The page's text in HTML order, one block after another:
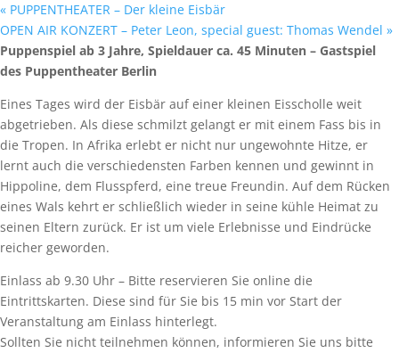
« PUPPENTHEATER – Der kleine Eisbär
OPEN AIR KONZERT – Peter Leon, special guest: Thomas Wendel »
Puppenspiel ab 3 Jahre, Spieldauer ca. 45 Minuten – Gastspiel
des Puppentheater Berlin
Eines Tages wird der Eisbär auf einer kleinen Eisscholle weit
abgetrieben. Als diese schmilzt gelangt er mit einem Fass bis in
die Tropen. In Afrika erlebt er nicht nur ungewohnte Hitze, er
lernt auch die verschiedensten Farben kennen und gewinnt in
Hippoline, dem Flusspferd, eine treue Freundin. Auf dem Rücken
eines Wals kehrt er schließlich wieder in seine kühle Heimat zu
seinen Eltern zurück. Er ist um viele Erlebnisse und Eindrücke
reicher geworden.
Einlass ab 9.30 Uhr – Bitte reservieren Sie online die
Eintrittskarten. Diese sind für Sie bis 15 min vor Start der
Veranstaltung am Einlass hinterlegt.
Sollten Sie nicht teilnehmen können, informieren Sie uns bitte